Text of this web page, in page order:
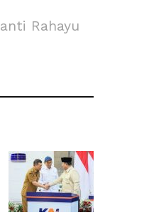
Rahayu